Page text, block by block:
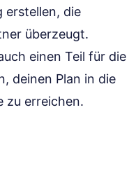
erstellen, die
überzeugt.
einen Teil für die
deinen Plan in die
zu erreichen.